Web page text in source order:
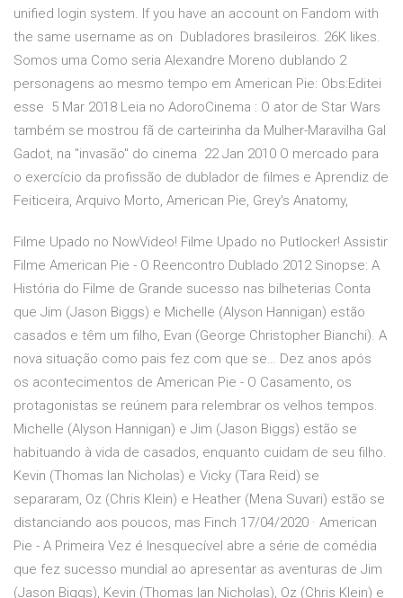
unified login system. If you have an account on Fandom with
the same username as on Dubladores brasileiros. 26K likes.
Somos uma Como seria Alexandre Moreno dublando 2
personagens ao mesmo tempo em American Pie: Obs:Editei
esse 5 Mar 2018 Leia no AdoroCinema : O ator de Star Wars
também se mostrou fã de carteirinha da Mulher-Maravilha Gal
Gadot, na "invasão" do cinema 22 Jan 2010 O mercado para
o exercício da profissão de dublador de filmes e Aprendiz de
Feiticeira, Arquivo Morto, American Pie, Grey's Anatomy,
Filme Upado no NowVideo! Filme Upado no Putlocker! Assistir
Filme American Pie - O Reencontro Dublado 2012 Sinopse: A
História do Filme de Grande sucesso nas bilheterias Conta
que Jim (Jason Biggs) e Michelle (Alyson Hannigan) estão
casados e têm um filho, Evan (George Christopher Bianchi). A
nova situação como pais fez com que se… Dez anos após
os acontecimentos de American Pie - O Casamento, os
protagonistas se reúnem para relembrar os velhos tempos.
Michelle (Alyson Hannigan) e Jim (Jason Biggs) estão se
habituando à vida de casados, enquanto cuidam de seu filho.
Kevin (Thomas Ian Nicholas) e Vicky (Tara Reid) se
separaram, Oz (Chris Klein) e Heather (Mena Suvari) estão se
distanciando aos poucos, mas Finch 17/04/2020 · American
Pie - A Primeira Vez é Inesquecível abre a série de comédia
que fez sucesso mundial ao apresentar as aventuras de Jim
(Jason Biggs), Kevin (Thomas Ian Nicholas), Oz (Chris Klein) e